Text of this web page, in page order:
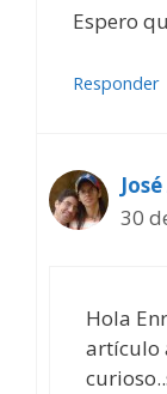
Espero
Responder
30
Hola
artículo